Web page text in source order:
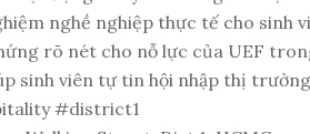
nghề nghiệp thực tế cho sinh
rõ nét cho nỗ lực của UEF
sinh viên tự tin hội nhập thị
#district1